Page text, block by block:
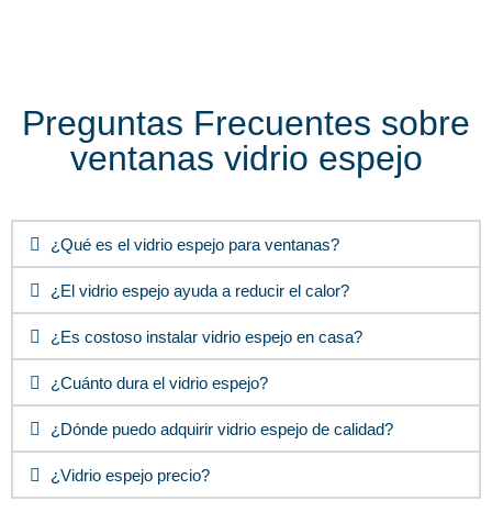
Preguntas Frecuentes sobre
ventanas vidrio espejo
¿Qué es el vidrio espejo para ventanas?
¿El vidrio espejo ayuda a reducir el calor?
¿Es costoso instalar vidrio espejo en casa?
¿Cuánto dura el vidrio espejo?
¿Dónde puedo adquirir vidrio espejo de calidad?
¿Vidrio espejo precio?